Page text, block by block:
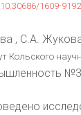
1609-
, С.А.
Кольского
№3